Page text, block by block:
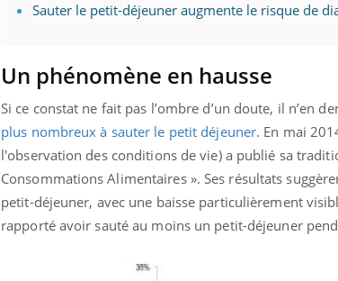
Sauter le petit-déjeuner augmente le risque de
Un phénomène en hausse
Si ce constat ne fait pas l’ombre d’un doute, il n’en
plus nombreux à sauter le petit déjeuner. En mai
l'observation des conditions de vie) a publié sa
Consommations Alimentaires ». Ses résultats
petit-déjeuner, avec une baisse particulièrement
rapporté avoir sauté au moins un petit-déjeuner